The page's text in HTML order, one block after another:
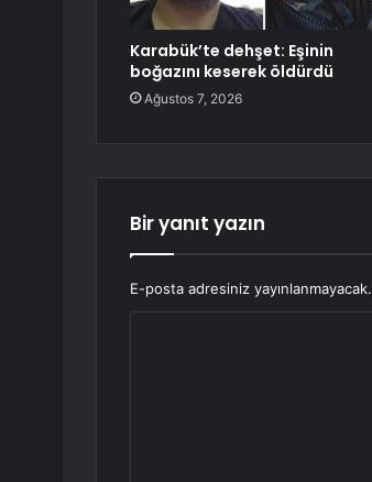
Karabük’te dehşet: Eşinin
boğazını keserek öldürdü
Ağustos 7, 2026
Bir yanıt yazın
E-posta adresiniz yayınlanmayacak.